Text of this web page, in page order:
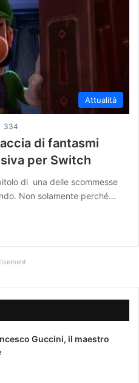
Attualità
334
di fantasmi
per Switch
di una delle scommesse
Non solamente perché…
Guccini, il maestro